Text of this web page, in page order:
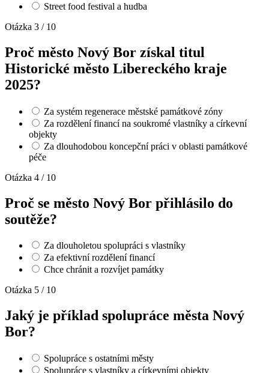
Street food festival a hudba
Otázka 3 / 10
Proč město Nový Bor získal titul
Historické město Libereckého kraje
2025?
Za systém regenerace městské památkové zóny
Za rozdělení financí na soukromé vlastníky a církevní
objekty
Za dlouhodobou koncepční práci v oblasti památkové
péče
Otázka 4 / 10
Proč se město Nový Bor přihlásilo do
soutěže?
Za dlouholetou spolupráci s vlastníky
Za efektivní rozdělení financí
Chce chránit a rozvíjet památky
Otázka 5 / 10
Jaký je příklad spolupráce města Nový
Bor?
Spolupráce s ostatními městy
Spolupráce s vlastníky a církevními objekty